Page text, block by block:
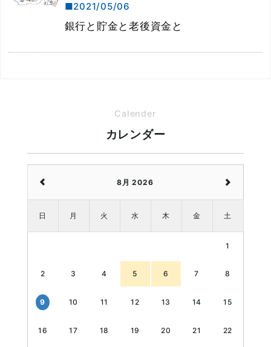
2021/05/06
銀行と貯金と老後資金と
Calender
カレンダー
8月 2026
日 月 火 水 木 金 土
1
2 3 4 5 6 7 8
9 10 11 12 13 14 15
16 17 18 19 20 21 22